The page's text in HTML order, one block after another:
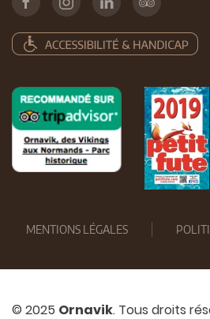
MENTIONS LÉGALES
© 2025 Ornavik. Tous droits